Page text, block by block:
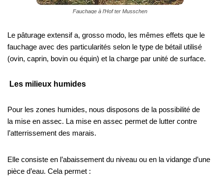
Fauchage à l’Hof ter Musschen
Le pâturage extensif a, grosso modo, les mêmes effets que le
fauchage avec des particularités selon le type de bétail utilisé
(ovin, caprin, bovin ou équin) et la charge par unité de surface.
Les milieux humides
Pour les zones humides, nous disposons de la possibilité de
la mise en assec. La mise en assec permet de lutter contre
l’atterrissement des marais.
Elle consiste en l’abaissement du niveau ou en la vidange d’une
pièce d’eau. Cela permet :